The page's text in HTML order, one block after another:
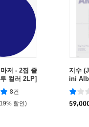
저 - 2집 졸
컬러 2LP]
8건
할인)
지수
ini
E]